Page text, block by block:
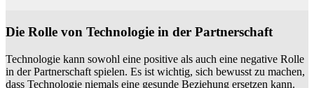
Die Rolle von Technologie in der Partnerschaft
Technologie kann sowohl eine positive als auch eine negative Rolle
in der Partnerschaft spielen. Es ist wichtig, sich bewusst zu machen,
dass Technologie niemals eine gesunde Beziehung ersetzen kann.